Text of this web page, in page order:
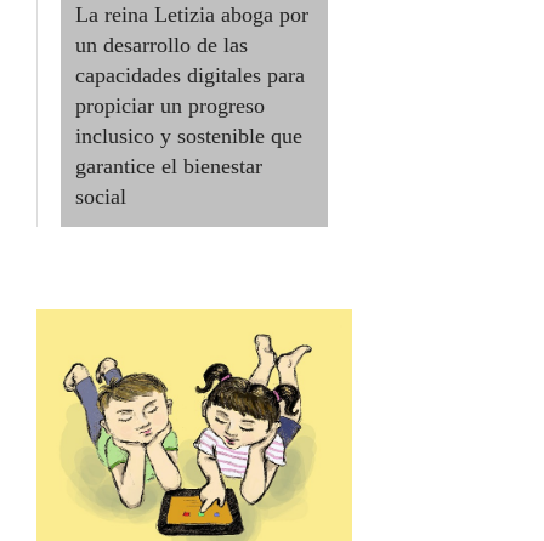
La reina Letizia aboga por
un desarrollo de las
capacidades digitales para
propiciar un progreso
inclusico y sostenible que
garantice el bienestar
social